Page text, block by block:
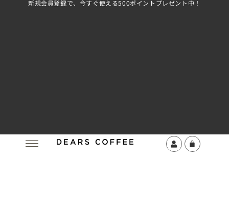
新規会員登録で、今すぐ使える500ポイントプレゼント中！